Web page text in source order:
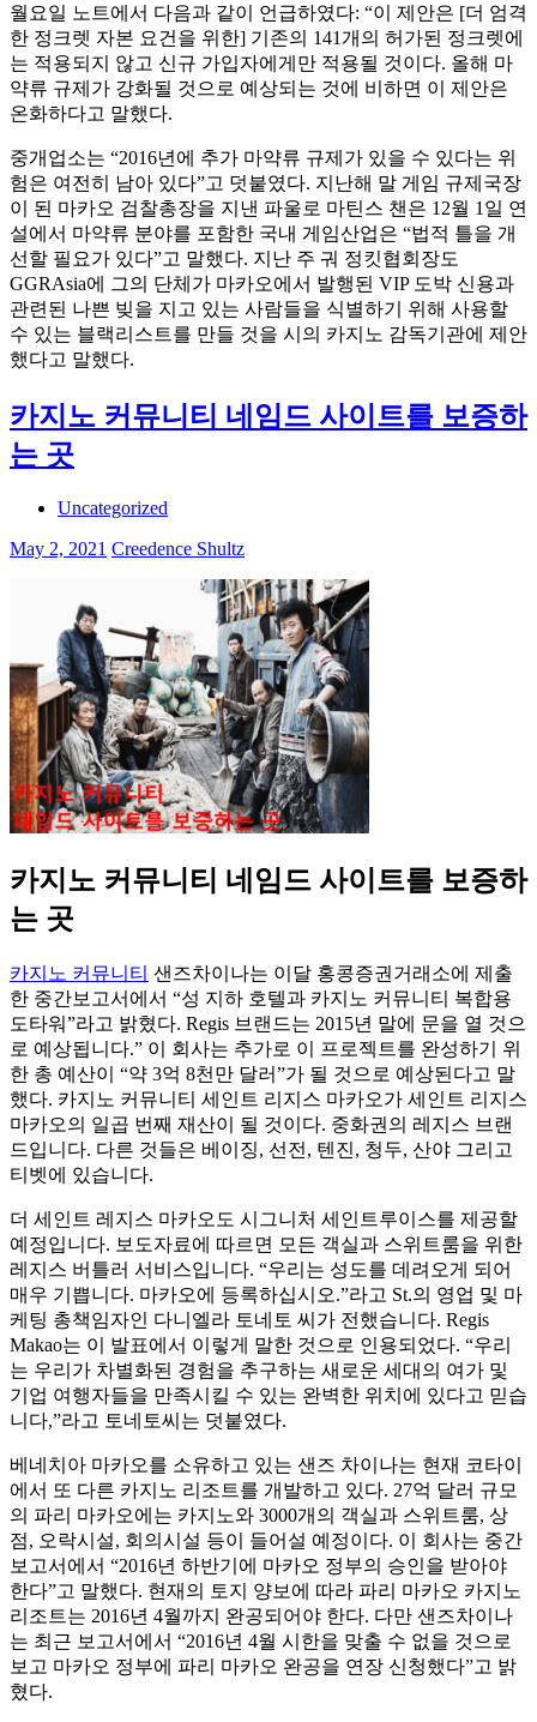
월요일 노트에서 다음과 같이 언급하였다: “이 제안은 [더 엄격
한 정크렛 자본 요건을 위한] 기존의 141개의 허가된 정크렛에
는 적용되지 않고 신규 가입자에게만 적용될 것이다. 올해 마
약류 규제가 강화될 것으로 예상되는 것에 비하면 이 제안은
온화하다고 말했다.
중개업소는 “2016년에 추가 마약류 규제가 있을 수 있다는 위
험은 여전히 남아 있다”고 덧붙였다. 지난해 말 게임 규제국장
이 된 마카오 검찰총장을 지낸 파울로 마틴스 챈은 12월 1일 연
설에서 마약류 분야를 포함한 국내 게임산업은 “법적 틀을 개
선할 필요가 있다”고 말했다. 지난 주 궈 정킷협회장도
GGRAsia에 그의 단체가 마카오에서 발행된 VIP 도박 신용과
관련된 나쁜 빚을 지고 있는 사람들을 식별하기 위해 사용할
수 있는 블랙리스트를 만들 것을 시의 카지노 감독기관에 제안
했다고 말했다.
카지노 커뮤니티 네임드 사이트를 보증하
는 곳
Uncategorized
May 2, 2021 Creedence Shultz
카지노 커뮤니티 네임드 사이트를 보증하
는 곳
카지노 커뮤니티 샌즈차이나는 이달 홍콩증권거래소에 제출
한 중간보고서에서 “성 지하 호텔과 카지노 커뮤니티 복합용
도타워”라고 밝혔다. Regis 브랜드는 2015년 말에 문을 열 것으
로 예상됩니다.” 이 회사는 추가로 이 프로젝트를 완성하기 위
한 총 예산이 “약 3억 8천만 달러”가 될 것으로 예상된다고 말
했다. 카지노 커뮤니티 세인트 리지스 마카오가 세인트 리지스
마카오의 일곱 번째 재산이 될 것이다. 중화권의 레지스 브랜
드입니다. 다른 것들은 베이징, 선전, 텐진, 청두, 산야 그리고
티벳에 있습니다.
더 세인트 레지스 마카오도 시그니처 세인트루이스를 제공할
예정입니다. 보도자료에 따르면 모든 객실과 스위트룸을 위한
레지스 버틀러 서비스입니다. “우리는 성도를 데려오게 되어
매우 기쁩니다. 마카오에 등록하십시오.”라고 St.의 영업 및 마
케팅 총책임자인 다니엘라 토네토 씨가 전했습니다. Regis
Makao는 이 발표에서 이렇게 말한 것으로 인용되었다. “우리
는 우리가 차별화된 경험을 추구하는 새로운 세대의 여가 및
기업 여행자들을 만족시킬 수 있는 완벽한 위치에 있다고 믿습
니다,”라고 토네토씨는 덧붙였다.
베네치아 마카오를 소유하고 있는 샌즈 차이나는 현재 코타이
에서 또 다른 카지노 리조트를 개발하고 있다. 27억 달러 규모
의 파리 마카오에는 카지노와 3000개의 객실과 스위트룸, 상
점, 오락시설, 회의시설 등이 들어설 예정이다. 이 회사는 중간
보고서에서 “2016년 하반기에 마카오 정부의 승인을 받아야
한다”고 말했다. 현재의 토지 양보에 따라 파리 마카오 카지노
리조트는 2016년 4월까지 완공되어야 한다. 다만 샌즈차이나
는 최근 보고서에서 “2016년 4월 시한을 맞출 수 없을 것으로
보고 마카오 정부에 파리 마카오 완공을 연장 신청했다”고 밝
혔다.